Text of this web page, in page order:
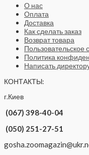
О нас
Оплата
Доставка
Как сделать заказ
Возврат товара
Пользовательское
Политика
Написать
КОНТАКТЫ:
г.Киев
(067) 398-40-04
(050) 251-27-51